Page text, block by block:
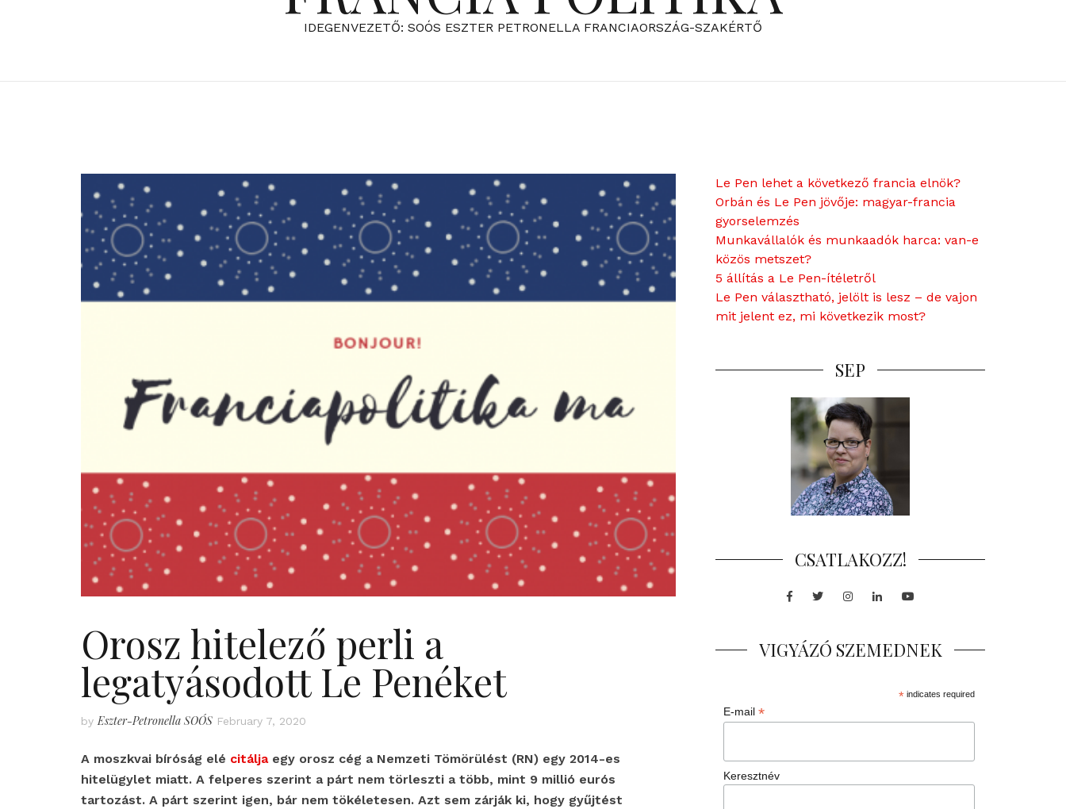
IDEGENVEZETŐ: SOÓS ESZTER PETRONELLA FRANCIAORSZÁG-SZAKÉRTŐ
Orosz hitelező perli a
legatyásodott Le Penéket
by Eszter-Petronella SOÓS February 7, 2020
A moszkvai bíróság elé citáljaegy orosz cég a Nemzeti Tömörülést (RN) egy 2014-es
hitelügylet miatt. A felperes szerint a párt nem törleszti a több, mint 9 millió eurós
tartozást. A párt szerint igen, bár nem tökéletesen. Azt sem zárják ki, hogy gyűjtést
Le Pen lehet a következő francia elnök?
Orbán és Le Pen jövője: magyar-francia
gyorselemzés
Munkavállalók és munkaadók harca: van-e
közös metszet?
5 állítás a Le Pen-ítéletről
Le Pen választható, jelölt is lesz – de vajon
mit jelent ez, mi következik most?
SEP
CSATLAKOZZ!
Facebook
TwitterInstagram
LinkedInYoutube
VIGYÁZÓ SZEMEDNEK
*indicates required
E-mail*
Keresztnév